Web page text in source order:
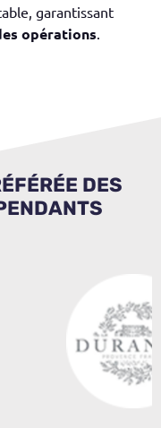
garantissant
opérations.
DES